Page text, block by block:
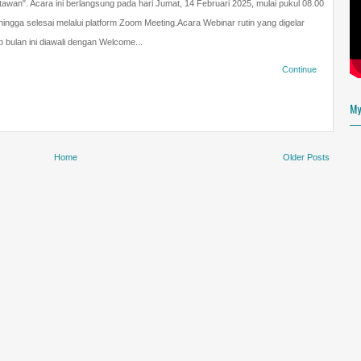
VIEW MY COMPLETE
Acara ini berlangsung pada hari Jumat, 14 Februari 2025, mulai pukul 08.00
selesai melalui platform Zoom Meeting.Acara Webinar rutin yang digelar
bulan ini diawali dengan Welcome...
Continue
Older Posts
Home